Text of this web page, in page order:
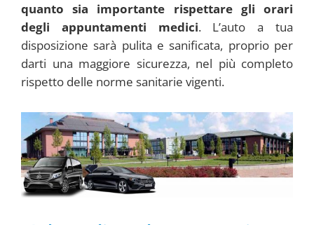
quanto sia importante rispettare gli orari
degli appuntamenti medici. L’auto a tua
disposizione sarà pulita e sanificata, proprio per
darti una maggiore sicurezza, nel più completo
rispetto delle norme sanitarie vigenti.